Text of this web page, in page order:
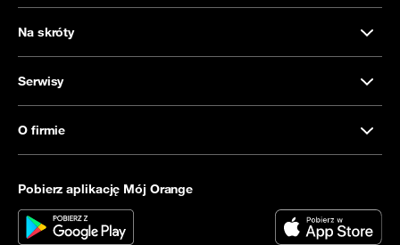
Na skróty
Serwisy
O firmie
Pobierz aplikację Mój Orange